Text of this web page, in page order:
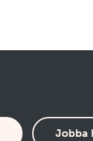
Jobba